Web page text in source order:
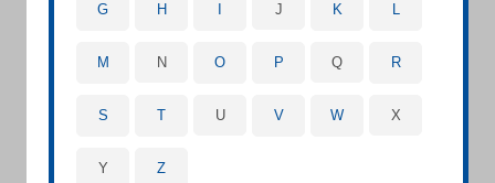
G H J K L
M N O P Q R
S T U V W X
Y Z